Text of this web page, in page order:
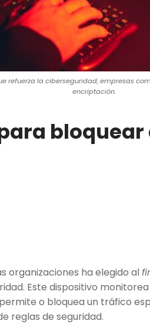
refuerza la ciberseguridad, empresas
encriptación.
organizaciones ha elegido al
Este dispositivo
o bloquea un tráfico
reglas de seguridad.